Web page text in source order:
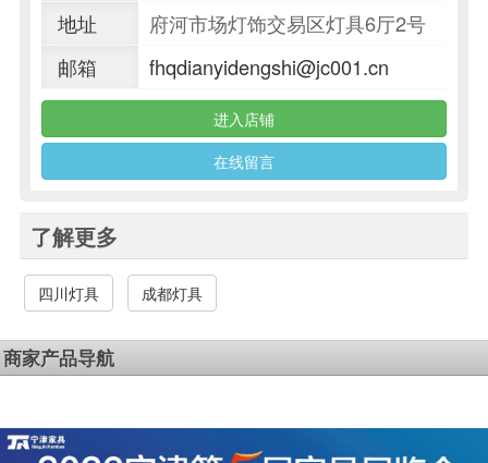
地址
府河市场灯饰交易区灯具6厅2号
邮箱
fhqdianyidengshi@jc001.cn
进入店铺
在线留言
了解更多
四川灯具 成都灯具
商家产品导航